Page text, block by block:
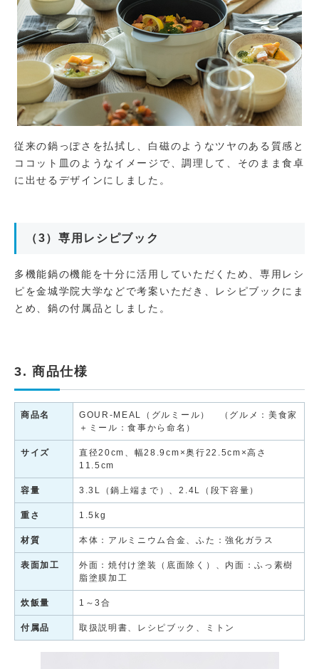
従来の鍋っぽさを払拭し、白磁のようなツヤのある質感と
ココット皿のようなイメージで、調理して、そのまま食卓
に出せるデザインにしました。
（3）専用レシピブック
多機能鍋の機能を十分に活用していただくため、専用レシ
ピを金城学院大学などで考案いただき、レシピブックにま
とめ、鍋の付属品としました。
3. 商品仕様
商品名
GOUR-MEAL（グルミール） （グルメ：美食家
＋ミール：食事から命名）
サイズ
直径20cm、幅28.9cm×奥行22.5cm×高さ
11.5cm
容量 3.3L（鍋上端まで）、2.4L（段下容量）
重さ 1.5kg
材質 本体：アルミニウム合金、ふた：強化ガラス
表面加工
外面：焼付け塗装（底面除く）、内面：ふっ素樹
脂塗膜加工
炊飯量 1～3合
付属品 取扱説明書、レシピブック、ミトン